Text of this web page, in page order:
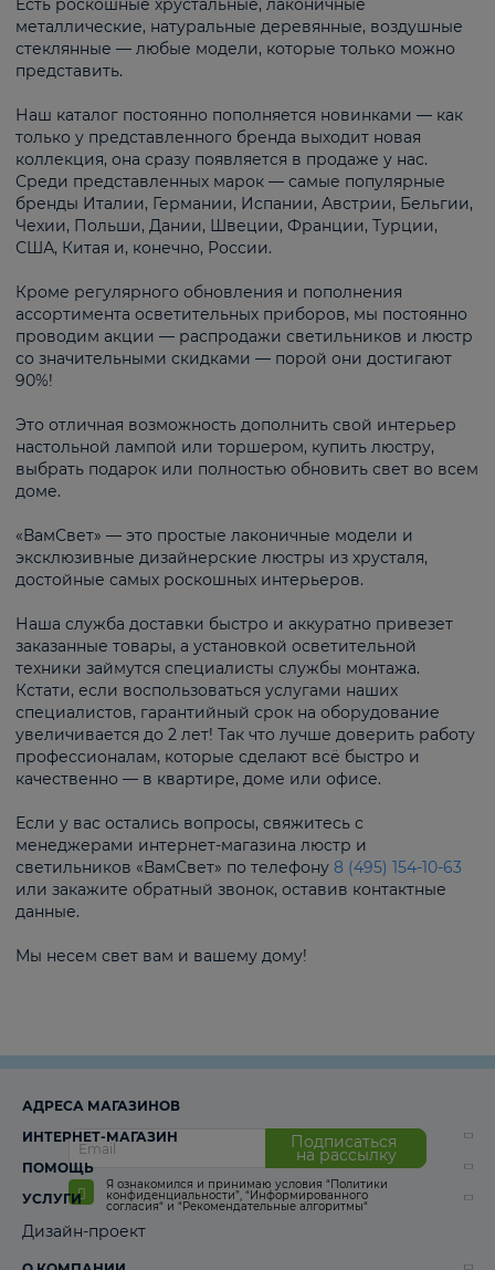
Есть роскошные хрустальные, лаконичные
металлические, натуральные деревянные, воздушные
стеклянные — любые модели, которые только можно
представить.
Наш каталог постоянно пополняется новинками — как
только у представленного бренда выходит новая
коллекция, она сразу появляется в продаже у нас.
Среди представленных марок — самые популярные
бренды Италии, Германии, Испании, Австрии, Бельгии,
Чехии, Польши, Дании, Швеции, Франции, Турции,
США, Китая и, конечно, России.
Кроме регулярного обновления и пополнения
ассортимента осветительных приборов, мы постоянно
проводим акции — распродажи светильников и люстр
со значительными скидками — порой они достигают
90%!
Это отличная возможность дополнить свой интерьер
настольной лампой или торшером, купить люстру,
выбрать подарок или полностью обновить свет во всем
доме.
«ВамСвет» — это простые лаконичные модели и
эксклюзивные дизайнерские люстры из хрусталя,
достойные самых роскошных интерьеров.
Наша служба доставки быстро и аккуратно привезет
заказанные товары, а установкой осветительной
техники займутся специалисты службы монтажа.
Кстати, если воспользоваться услугами наших
специалистов, гарантийный срок на оборудование
увеличивается до 2 лет! Так что лучше доверить работу
профессионалам, которые сделают всё быстро и
качественно — в квартире, доме или офисе.
Если у вас остались вопросы, свяжитесь с
менеджерами интернет-магазина люстр и
светильников «ВамСвет» по телефону 8 (495) 154-10-63
или закажите обратный звонок, оставив контактные
данные.
Мы несем свет вам и вашему дому!
Подписаться
на рассылку
Я ознакомился и принимаю условия “Политики
конфиденциальности”, “Информированного
согласия“ и “Рекомендательные алгоритмы“
АДРЕСА МАГАЗИНОВ
ИНТЕРНЕТ-МАГАЗИН
ПОМОЩЬ
УСЛУГИ
Дизайн-проект